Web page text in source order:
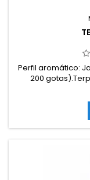
Perfil aromático:
200
cannabinoides ni
liquids, flores y
de THC y